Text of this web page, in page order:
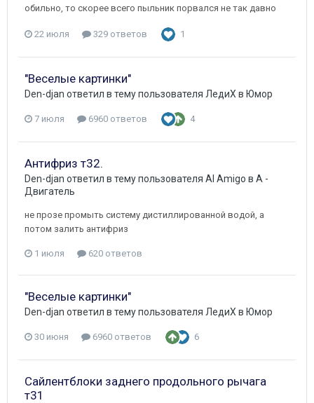
обильно, то скорее всего пыльник порвался не так давно
22 июля 329 ответов 1
"Веселые картинки"
Den-djan ответил в тему пользователя ЛедиХ в Юмор
7 июля 6960 ответов 4
Антифриз т32.
Den-djan ответил в тему пользователя Al Amigo в A -
Двигатель
не прозе промыть систему дистиллированной водой, а
потом залить антифриз
1 июля 620 ответов
"Веселые картинки"
Den-djan ответил в тему пользователя ЛедиХ в Юмор
30 июня 6960 ответов 6
Сайлентблоки заднего продольного рычага
т31